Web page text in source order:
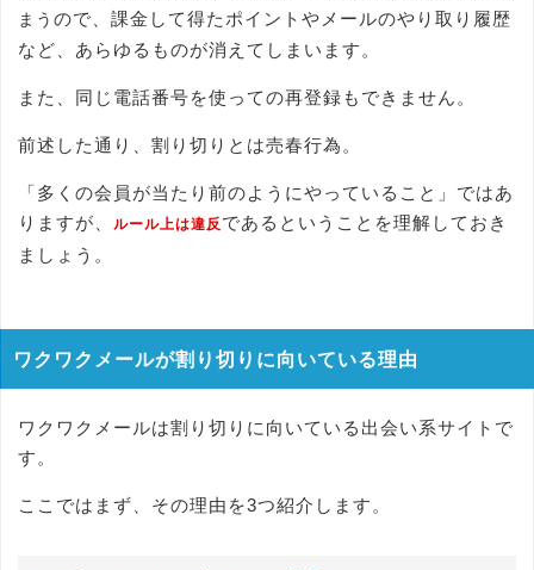
まう ので、課金して得たポイントやメールのやり取り履歴
など、あらゆるものが消えてしまいます。
また、同じ電話番号を使っての再登録もできません。
前述した通り、割り切りとは売春行為。
「多くの会員が当たり前のようにやっていること」ではあ
りますが、
ルール上は違反 であるということを理解しておき
ましょう。
ワクワクメールが割り切りに向いている理由
ワクワクメールは割り切りに向いている出会い系サイトで
す。
ここではまず、その理由を3つ紹介します。